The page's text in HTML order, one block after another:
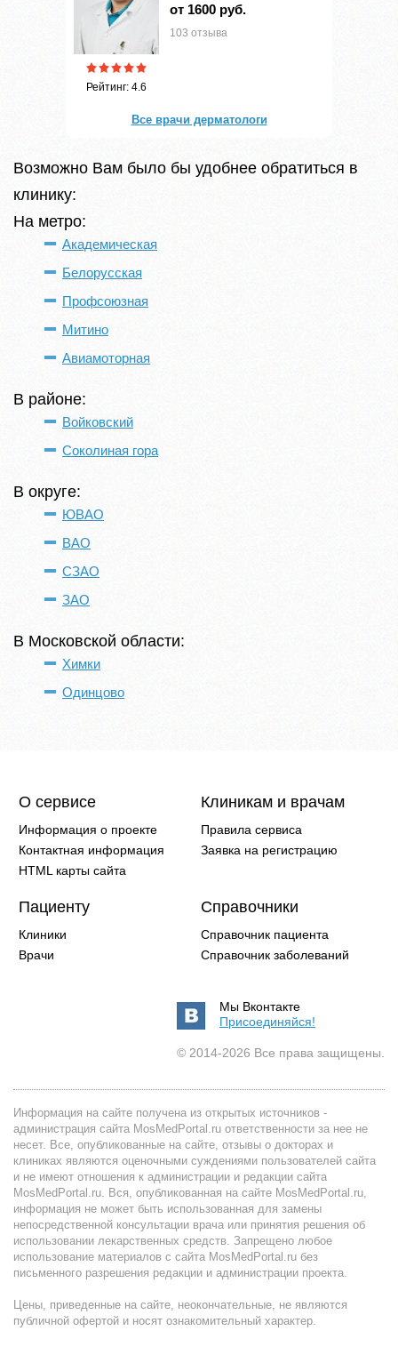
Рейтинг: 4.6
от 1600 руб.
103 отзыва
Все врачи дерматологи
Возможно Вам было бы удобнее обратиться в
клинику:
На метро:
Академическая
Белорусская
Профсоюзная
Митино
Авиамоторная
В районе:
Войковский
Соколиная гора
В округе:
ЮВАО
ВАО
СЗАО
ЗАО
В Московской области:
Химки
Одинцово
О сервисе
Информация о проекте
Контактная информация
HTML карты сайта
Клиникам и врачам
Правила сервиса
Заявка на регистрацию
Пациенту
Клиники
Врачи
Справочники
Справочник пациента
Справочник заболеваний
Мы Вконтакте
Присоединяйся!
© 2014-2026 Все права защищены.
Информация на сайте получена из открытых источников -
администрация сайта MosMedPortal.ru ответственности за нее не
несет. Все, опубликованные на сайте, отзывы о докторах и
клиниках являются оценочными суждениями пользователей сайта
и не имеют отношения к администрации и редакции сайта
MosMedPortal.ru. Вся, опубликованная на сайте MosMedPortal.ru,
информация не может быть использованная для замены
непосредственной консультации врача или принятия решения об
использовании лекарственных средств. Запрещено любое
использование материалов с сайта MosMedPortal.ru без
письменного разрешения редакции и администрации проекта.
Цены, приведенные на сайте, неокончательные, не являются
публичной офертой и носят ознакомительный характер.